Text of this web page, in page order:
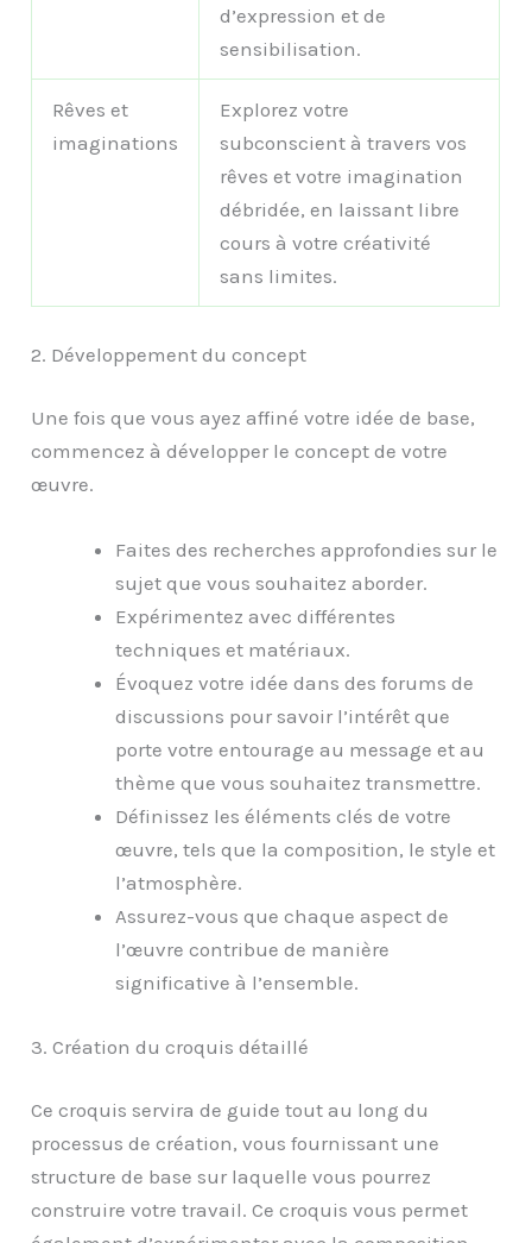
d’expression et de
sensibilisation.
Rêves et
imaginations
Explorez votre
subconscient à travers vos
rêves et votre imagination
débridée, en laissant libre
cours à votre créativité
sans limites.
2. Développement du concept
Une fois que vous ayez affiné votre idée de base,
commencez à développer le concept de votre
œuvre.
Faites des recherches approfondies sur le
sujet que vous souhaitez aborder.
Expérimentez avec différentes
techniques et matériaux.
Évoquez votre idée dans des forums de
discussions pour savoir l’intérêt que
porte votre entourage au message et au
thème que vous souhaitez transmettre.
Définissez les éléments clés de votre
œuvre, tels que la composition, le style et
l’atmosphère.
Assurez-vous que chaque aspect de
l’œuvre contribue de manière
significative à l’ensemble.
3. Création du croquis détaillé
Ce croquis servira de guide tout au long du
processus de création, vous fournissant une
structure de base sur laquelle vous pourrez
construire votre travail. Ce croquis vous permet